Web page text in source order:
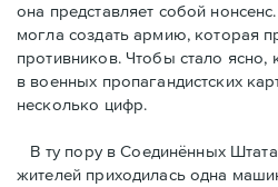
она представляет собой
могла создать армию, которая
противников. Чтобы стало
в военных пропагандистских
несколько цифр.
В ту пору в Соединённых
жителей приходилась одна